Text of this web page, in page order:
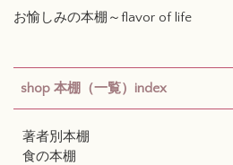
お愉しみの本棚～flavor of life
shop 本棚（一覧）index
著者別本棚
食の本棚